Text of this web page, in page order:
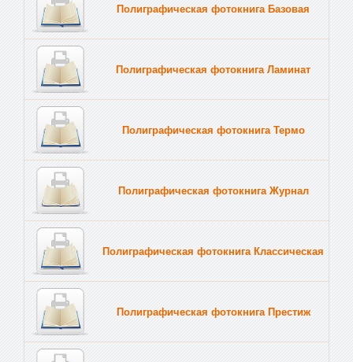
Полиграфическая фотокнига Базовая
Полиграфическая фотокнига Ламинат
Полиграфическая фотокнига Термо
Полиграфическая фотокнига Журнал
Полиграфическая фотокнига Классическая
Полиграфическая фотокнига Престиж